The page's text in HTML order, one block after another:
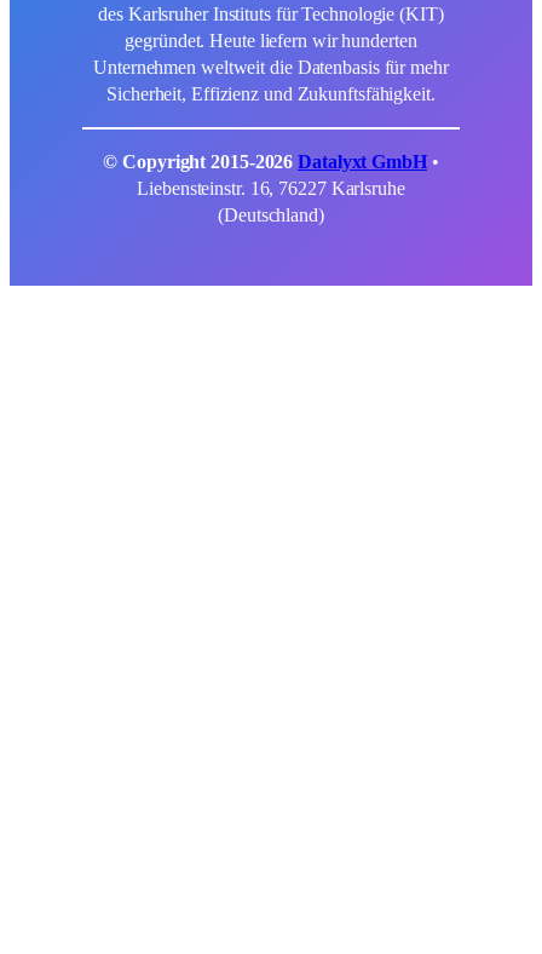
des Karlsruher Instituts für Technologie (KIT)
gegründet. Heute liefern wir hunderten
Unternehmen weltweit die Datenbasis für mehr
Sicherheit, Effizienz und Zukunftsfähigkeit.
© Copyright 2015-2026Datalyxt GmbH•
Liebensteinstr. 16, 76227 Karlsruhe
(Deutschland)